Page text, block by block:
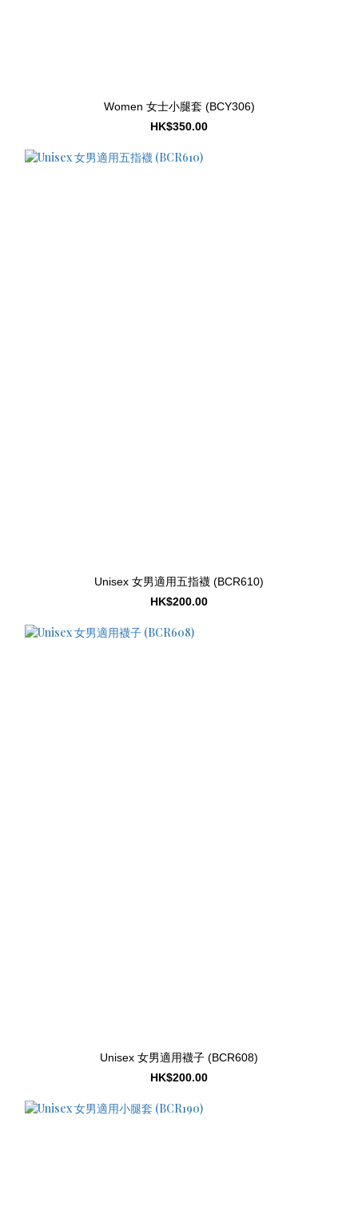
Women 女士小腿套 (BCY306)
HK$350.00
Unisex 女男適用五指襪 (BCR610)
HK$200.00
Unisex 女男適用襪子 (BCR608)
HK$200.00